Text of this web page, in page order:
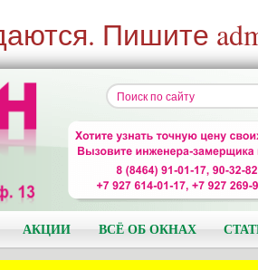
Пишите
АКЦИИ ВСЁ ОБ ОКНАХ